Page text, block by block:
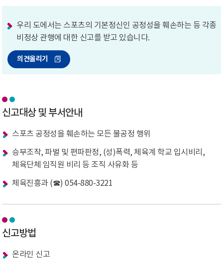
우리 도에서는 스포츠의 기본정신인 공정성을 훼손하는 등 각종
비정상 관행에 대한 신고를 받고 있습니다.
의견올리기
신고대상 및 부서안내
스포츠 공정성을 훼손하는 모든 불공정 행위
승부조작, 파벌 및 편파판정, (성)폭력, 체육계 학교 입시비리,
체육단체 임직원 비리 등 조직 사유화 등
체육진흥과 (☎) 054-880-3221
신고방법
온라인 신고